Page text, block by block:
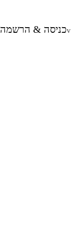
כניסה & הרשמה